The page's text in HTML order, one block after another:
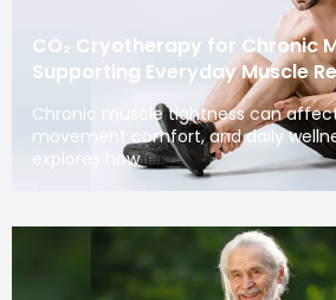
CO₂ Cryotherapy for Chronic
Supporting Everyday Muscle
Chronic muscle tightness can
movement comfort, and daily
explores how